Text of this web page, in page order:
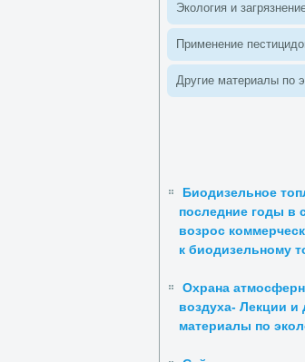
Эколοгия и
Применение
Другие материалы по
Биодизельное
последние годы в
возрос
к биодизельному
Охрана
воздуха- Лекции и
материалы по